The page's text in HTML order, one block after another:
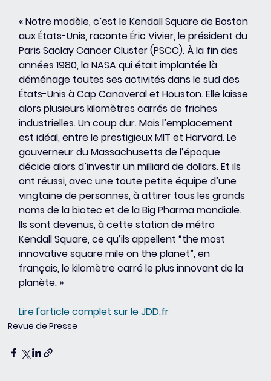
« Notre modèle, c’est le Kendall Square de Boston
aux États-Unis, raconte Éric Vivier, le président du
Paris Saclay Cancer Cluster (PSCC). À la fin des
années 1980, la NASA qui était implantée là
déménage toutes ses activités dans le sud des
États-Unis à Cap Canaveral et Houston. Elle laisse
alors plusieurs kilomètres carrés de friches
industrielles. Un coup dur. Mais l’emplacement
est idéal, entre le prestigieux MIT et Harvard. Le
gouverneur du Massachusetts de l’époque
décide alors d’investir un milliard de dollars. Et ils
ont réussi, avec une toute petite équipe d’une
vingtaine de personnes, à attirer tous les grands
noms de la biotec et de la Big Pharma mondiale.
Ils sont devenus, à cette station de métro
Kendall Square, ce qu’ils appellent “the most
innovative square mile on the planet”, en
français, le kilomètre carré le plus innovant de la
planète. »
Lire l'article complet sur le JDD.fr
Revue de Presse